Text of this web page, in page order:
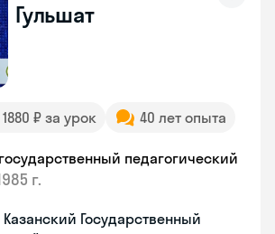
Гульшат
1880 ₽ за урок 40 лет опыта
педагогический
г.
Государственный